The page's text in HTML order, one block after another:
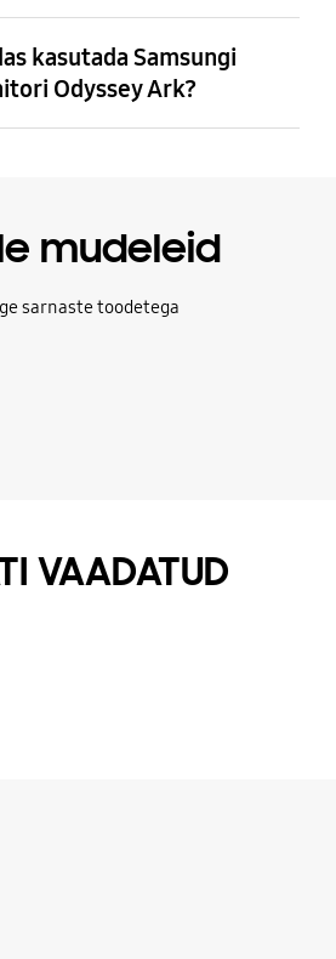
kasutada Samsungi
Odyssey Ark?
mudeleid
sarnaste toodetega
VAADATUD